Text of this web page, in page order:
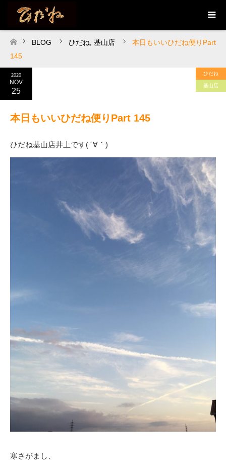
ホーム
BLOG ひだね 基山店
本日もいいひだね便りPart
145
2020
NOV
25
ひだね
基山店
本日もいいひだね便りPart 145
ひだね基山店井上です( ´∀｀)
寒さがまし、